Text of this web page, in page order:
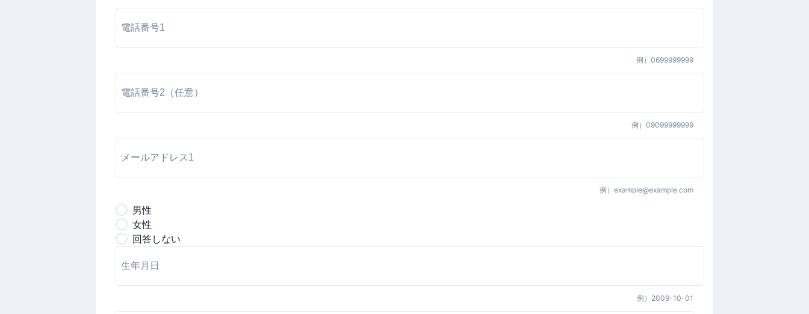
例） 0699999999
例） 09099999999
例） example@example.com
男性
女性
回答しない
例） 2009-10-01